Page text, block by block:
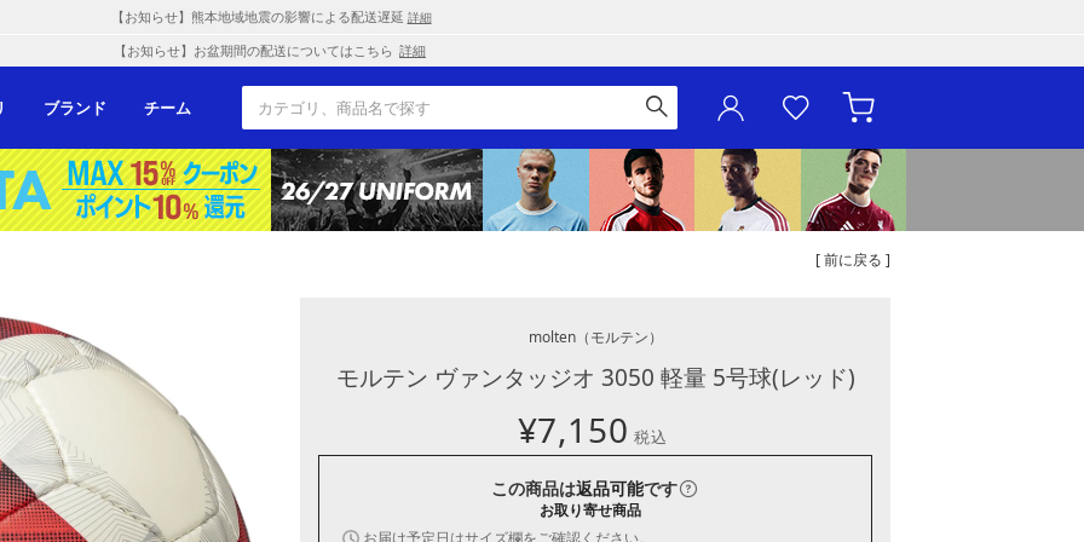
【お知らせ】熊本地域地震の影響による配送遅延 詳細
【お知らせ】お盆期間の配送についてはこちら 詳細
ブランド チーム
[ 前に戻る ]
molten（モルテン）
モルテン ヴァンタッジオ 3050 軽量 5号球(レッド)
¥7,150 税込
この商品は返品可能です
お取り寄せ商品
お届け予定日はサイズ欄をご確認ください。